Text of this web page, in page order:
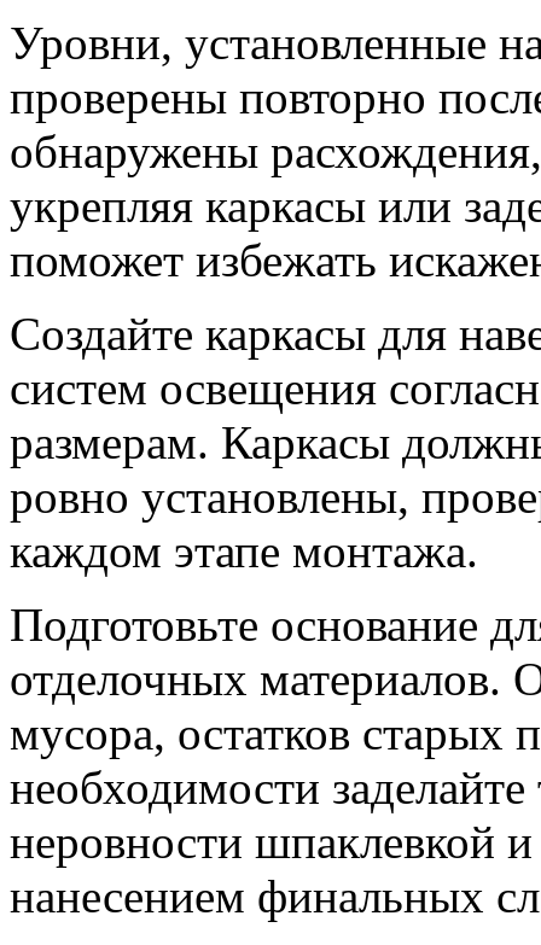
Уровни, установленные
проверены повторно
обнаружены
укрепляя каркасы или
поможет избежать
Создайте каркасы для
систем освещения
размерам. Каркасы
ровно установлены,
каждом этапе монтажа.
Подготовьте основание
отделочных материалов.
мусора, остатков старых
необходимости
неровности шпаклевкой
нанесением финальных